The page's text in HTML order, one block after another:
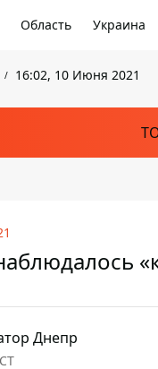
Область Украина
16:02, 10 Июня 2021
Днепр